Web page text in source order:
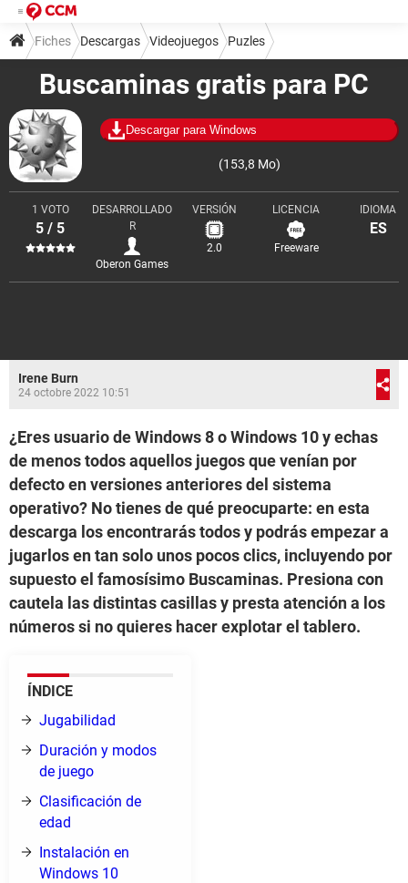
Buscaminas gratis para PC
Descargar para Windows
(153,8 Mo)
1 VOTO
5 / 5
DESARROLLADO
R
Oberon Games
VERSIÓN
2.0
LICENCIA
Freeware
IDIOMA
ES
Fiches Descargas Videojuegos Puzles
Irene Burn
24 octobre 2022 10:51
¿Eres usuario de Windows 8 o Windows 10 y echas
de menos todos aquellos juegos que venían por
defecto en versiones anteriores del sistema
operativo? No tienes de qué preocuparte: en esta
descarga los encontrarás todos y podrás empezar a
jugarlos en tan solo unos pocos clics, incluyendo por
supuesto el famosísimo Buscaminas. Presiona con
cautela las distintas casillas y presta atención a los
números si no quieres hacer explotar el tablero.
ÍNDICE
Jugabilidad
Duración y modos
de juego
Clasificación de
edad
Instalación en
Windows 10